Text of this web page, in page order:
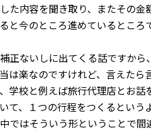
内容を聞き取り、またその金
今のところ進めているところ
ないしに出てくる話ですから
楽なのですけれど、言えたら
校と例えば旅行代理店とお話
、１つの行程をつくるという
はそういう形ということで間